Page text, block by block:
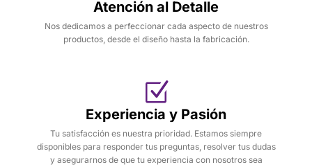
Atención al Detalle
Nos dedicamos a perfeccionar cada aspecto de nuestros
productos, desde el diseño hasta la fabricación.
Experiencia y Pasión
Tu satisfacción es nuestra prioridad. Estamos siempre
disponibles para responder tus preguntas, resolver tus dudas
y asegurarnos de que tu experiencia con nosotros sea